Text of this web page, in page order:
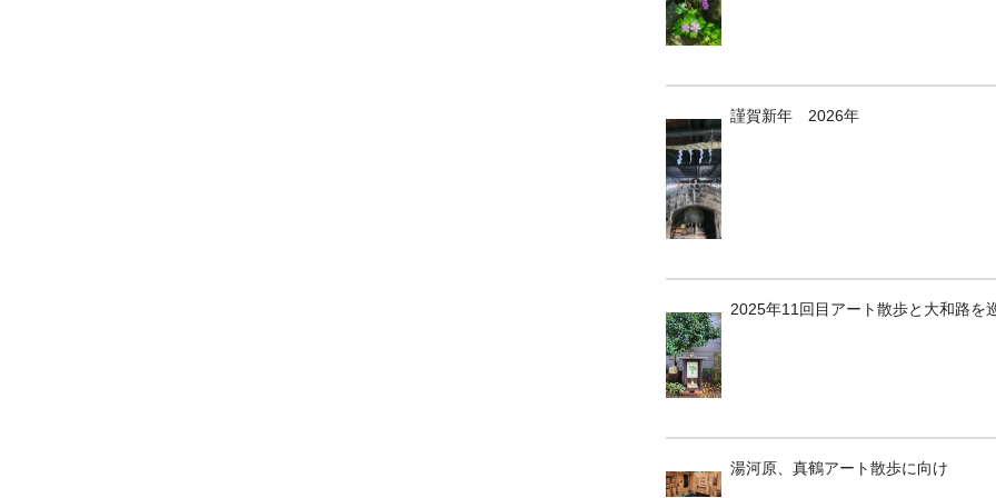
謹賀新年 2026年
2025年11回目アート散歩と大和路を
湯河原、真鶴アート散歩に向け